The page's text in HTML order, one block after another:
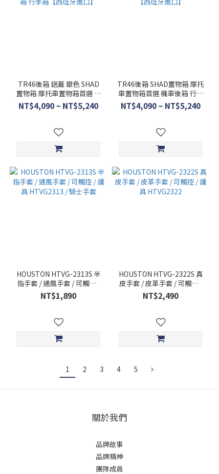
TR46後箱 鋁蓋 銀色 SHAD
置物箱 摩托車置物箱首選 機
車後箱 行李箱【西班牙進
口】
NT$4,090 ~ NT$5,240
TR46後箱 SHAD置物箱 摩托
車置物箱首選 機車後箱 行李
箱【西班牙進口】
NT$4,090 ~ NT$5,240
HOUSTON HTVG-2313S 半
指手套 / 通風手套 / 可觸控 /
護具 HTVG2313 / 騎士手套
NT$1,890
HOUSTON HTVG-2322S 真
皮手套 / 皮革手套 / 可觸控 /
護具 HTVG2322
NT$2,490
1 2 3 4 5
關於我們
品牌故事
品牌精神
團隊成員